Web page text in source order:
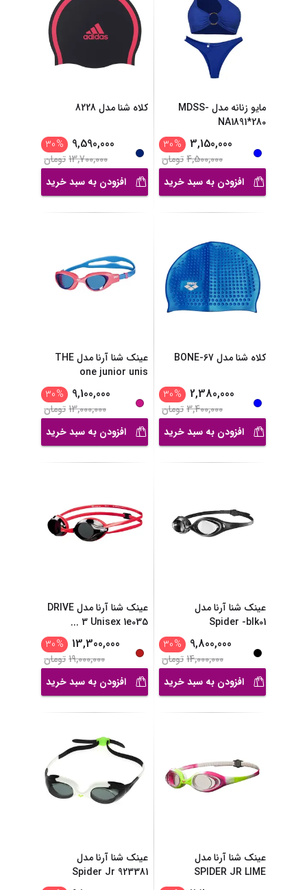
مایو زنانه مدل MDSS-
NA1891*280
3,150,000
%
30
4,500,000تومان
افزودن به سبد خرید
کلاه شنا مدل 8228
9,590,000
%
30
13,700,000تومان
افزودن به سبد خرید
کلاه شنا مدل BONE-67
2,380,000
%
30
3,400,000تومان
افزودن به سبد خرید
عینک شنا آرنا مدل THE
one junior unis
9,100,000
%
30
13,000,000تومان
افزودن به سبد خرید
عینک شنا آرنا مدل
Spider -blk01
9,800,000
%
30
14,000,000تومان
افزودن به سبد خرید
عینک شنا آرنا مدل DRIVE
3 Unisex 1e035
...
13,300,000
%
30
19,000,000تومان
افزودن به سبد خرید
عینک شنا آرنا مدل
SPIDER JR LIME
عینک شنا آرنا مدل
Spider Jr 923381